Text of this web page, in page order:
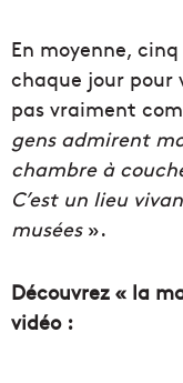
En moyenne,
chaque jour pour
pas vraiment
gens admirent
chambre à
C’est un lieu
musées».
Découvrez « la
vidéo :